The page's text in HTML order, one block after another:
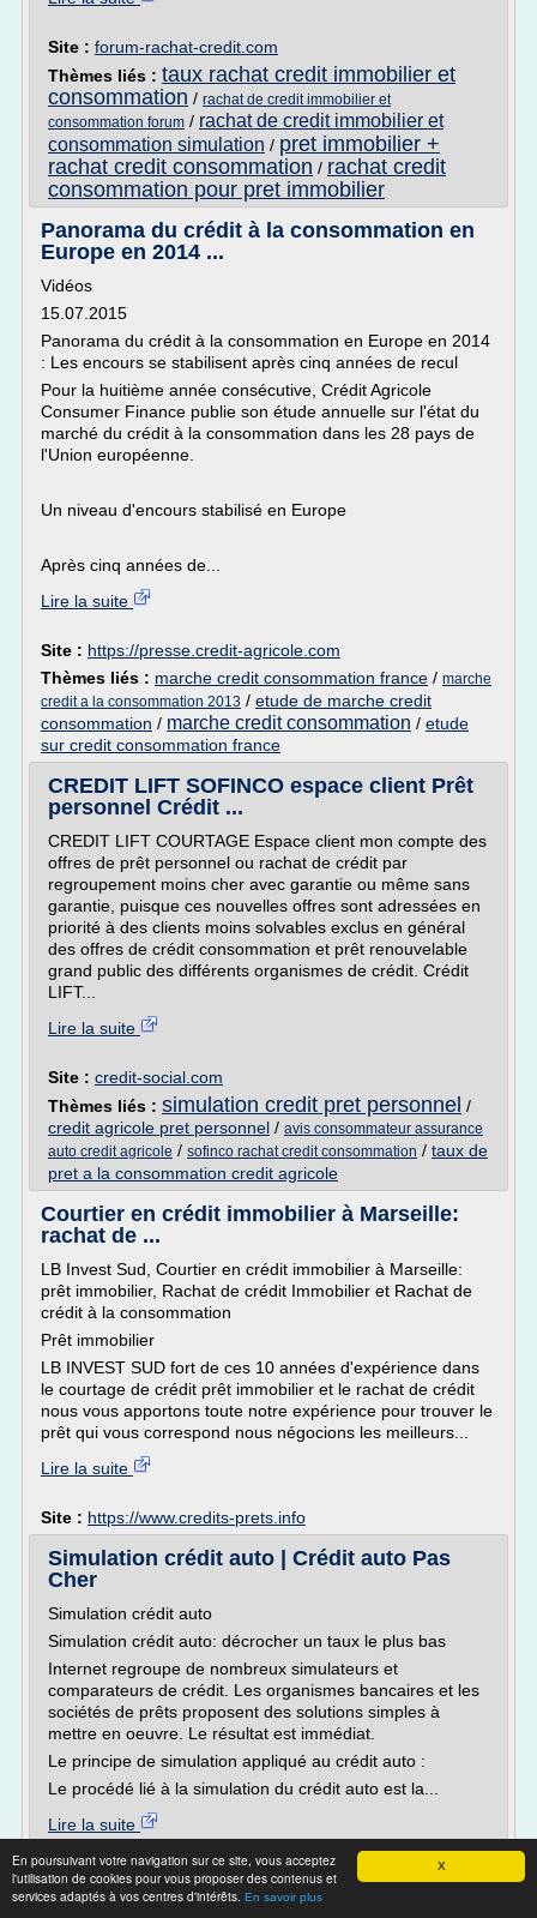
X
En poursuivant votre navigation sur ce site, vous acceptez
l'utilisation de cookies pour vous proposer des contenus et
services adaptés à vos centres d'intérêts. En savoir plus
Site : forum-rachat-credit.com
Thèmes liés : taux rachat credit immobilier et
consommation / rachat de credit immobilier et
consommation forum / rachat de credit immobilier et
consommation simulation / pret immobilier +
rachat credit consommation / rachat credit
consommation pour pret immobilier
Panorama du crédit à la consommation en
Europe en 2014 ...
Vidéos
15.07.2015
Panorama du crédit à la consommation en Europe en 2014
: Les encours se stabilisent après cinq années de recul
Pour la huitième année consécutive, Crédit Agricole
Consumer Finance publie son étude annuelle sur l'état du
marché du crédit à la consommation dans les 28 pays de
l'Union européenne.
Un niveau d'encours stabilisé en Europe
Après cinq années de...
Lire la suite
Site : https://presse.credit-agricole.com
Thèmes liés : marche credit consommation france / marche
credit a la consommation 2013 / etude de marche credit
consommation / marche credit consommation / etude
sur credit consommation france
CREDIT LIFT SOFINCO espace client Prêt
personnel Crédit ...
CREDIT LIFT COURTAGE Espace client mon compte des
offres de prêt personnel ou rachat de crédit par
regroupement moins cher avec garantie ou même sans
garantie, puisque ces nouvelles offres sont adressées en
priorité à des clients moins solvables exclus en général
des offres de crédit consommation et prêt renouvelable
grand public des différents organismes de crédit. Crédit
LIFT...
Lire la suite
Site : credit-social.com
Thèmes liés : simulation credit pret personnel /
credit agricole pret personnel / avis consommateur assurance
auto credit agricole / sofinco rachat credit consommation / taux de
pret a la consommation credit agricole
Courtier en crédit immobilier à Marseille:
rachat de ...
LB Invest Sud, Courtier en crédit immobilier à Marseille:
prêt immobilier, Rachat de crédit Immobilier et Rachat de
crédit à la consommation
Prêt immobilier
LB INVEST SUD fort de ces 10 années d'expérience dans
le courtage de crédit prêt immobilier et le rachat de crédit
nous vous apportons toute notre expérience pour trouver le
prêt qui vous correspond nous négocions les meilleurs...
Lire la suite
Site : https://www.credits-prets.info
Simulation crédit auto | Crédit auto Pas
Cher
Simulation crédit auto
Simulation crédit auto: décrocher un taux le plus bas
Internet regroupe de nombreux simulateurs et
comparateurs de crédit. Les organismes bancaires et les
sociétés de prêts proposent des solutions simples à
mettre en oeuvre. Le résultat est immédiat.
Le principe de simulation appliqué au crédit auto :
Le procédé lié à la simulation du crédit auto est la...
Lire la suite
Site :http://www.creditautomobile.xyz
Thèmes liés :simulation credit pret